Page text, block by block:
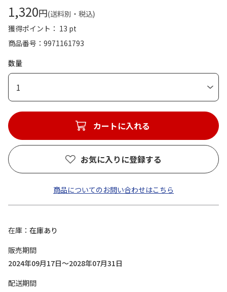
1,320円(送料別・税込)
獲得ポイント： 13 pt
商品番号
9971161793
数量
1
カートに入れる
お気に入りに登録する
商品についてのお問い合わせはこちら
在庫
在庫あり
販売期間
2024年09月17日～2028年07月31日
配送期間